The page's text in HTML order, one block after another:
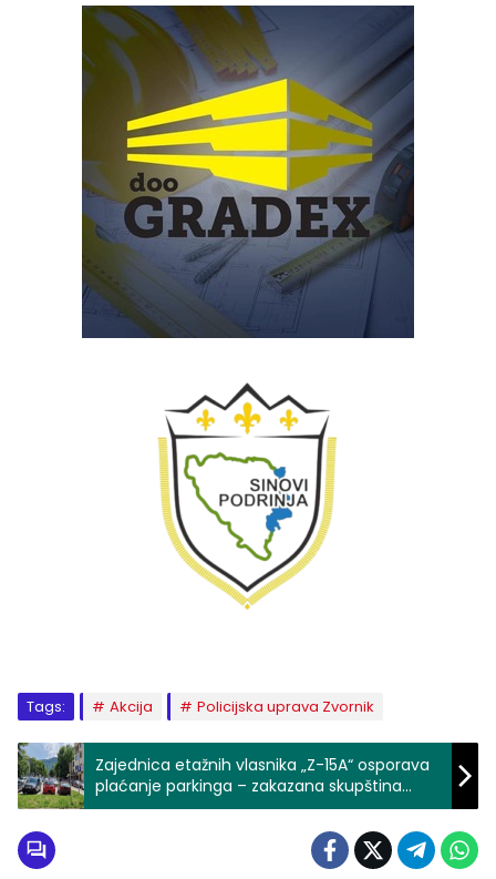
Tags: Akcija Policijska uprava Zvornik
Zajednica etažnih vlasnika „Z-15A“ osporava
plaćanje parkinga – zakazana skupština
stanara